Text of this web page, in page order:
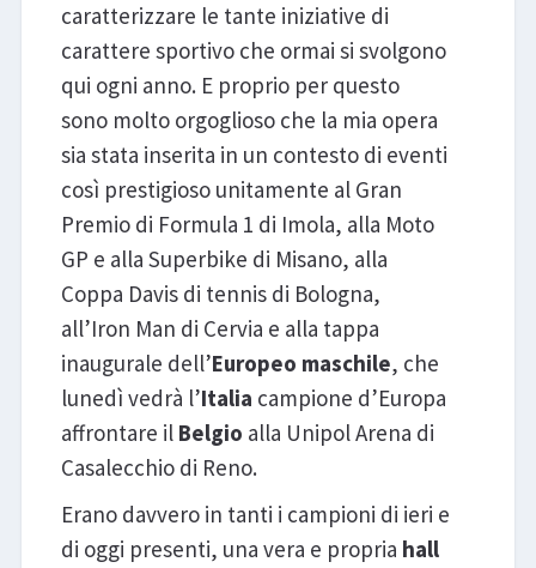
caratterizzare le tante iniziative di
carattere sportivo che ormai si svolgono
qui ogni anno. E proprio per questo
sono molto orgoglioso che la mia opera
sia stata inserita in un contesto di eventi
così prestigioso unitamente al Gran
Premio di Formula 1 di Imola, alla Moto
GP e alla Superbike di Misano, alla
Coppa Davis di tennis di Bologna,
all’Iron Man di Cervia e alla tappa
inaugurale dell’Europeo maschile, che
lunedì vedrà l’Italia campione d’Europa
affrontare il Belgio alla Unipol Arena di
Casalecchio di Reno.
Erano davvero in tanti i campioni di ieri e
di oggi presenti, una vera e propria hall